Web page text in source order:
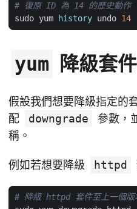
# 復原 ID 為 14 的歷史動作
sudo yum
history undo 14
yum 降級套件
假設我們想要降級指定的
配
downgrade
參數，
稱。
例如若想要降級 httpd
# 降級 httpd 套件至上一個版